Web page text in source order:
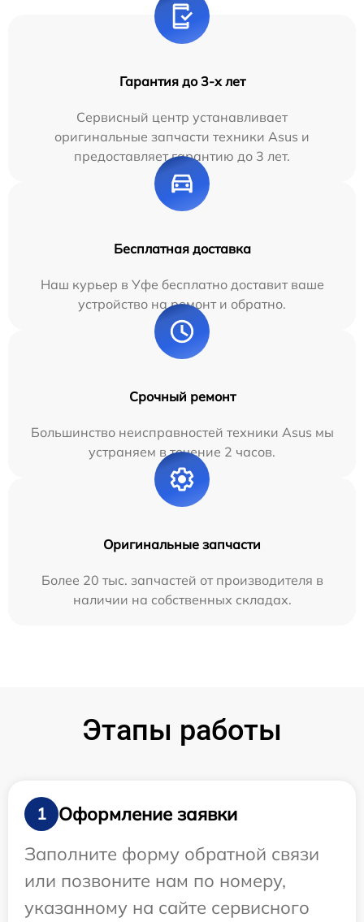
Гарантия до 3-х лет
Сервисный центр устанавливает
оригинальные запчасти техники Asus и
предоставляет гарантию до 3 лет.
Бесплатная доставка
Наш курьер в Уфе бесплатно доставит ваше
устройство на ремонт и обратно.
Срочный ремонт
Большинство неисправностей техники Asus мы
устраняем в течение 2 часов.
Оригинальные запчасти
Более 20 тыс. запчастей от производителя в
наличии на собственных складах.
Этапы работы
1
Оформление заявки
Заполните форму обратной связи
или позвоните нам по номеру,
указанному на сайте сервисного